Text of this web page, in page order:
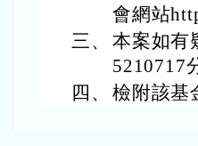
會網站
三、 本案如有
5210717
四、 檢附該基